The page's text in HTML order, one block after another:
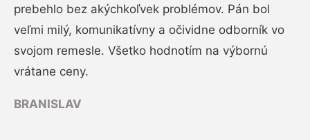
prebehlo bez akýchkoľvek problémov. Pán bol
veľmi milý, komunikatívny a očividne odborník vo
svojom remesle. Všetko hodnotím na výbornú
vrátane ceny.
BRANISLAV